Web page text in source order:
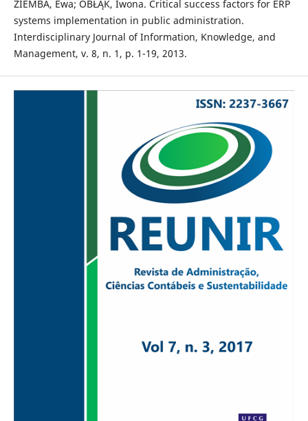
ZIEMBA, Ewa; OBŁĄK, Iwona. Critical success factors for ERP
systems implementation in public administration.
Interdisciplinary Journal of Information, Knowledge, and
Management, v. 8, n. 1, p. 1-19, 2013.